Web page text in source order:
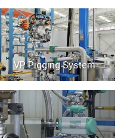
VP Pigging System